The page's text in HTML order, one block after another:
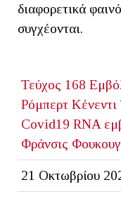
διαφορετικά
συγχέονται.
Τεύχος 168
Ρόμπερτ Κένεντι
Covid19 RNA
Φράνσις
21 Οκτωβρίου